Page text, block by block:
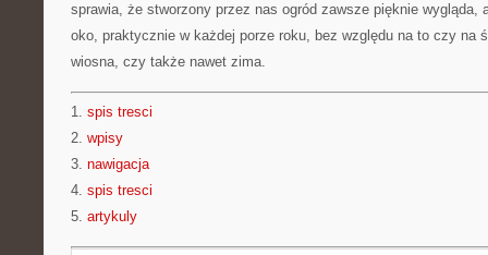
sprawia, że stworzony przez nas ogród zawsze pięknie
oko, praktycznie w każdej porze roku, bez względu na to czy na
wiosna, czy także nawet zima.
1. spis tresci
2. wpisy
3. nawigacja
4. spis tresci
5. artykuly